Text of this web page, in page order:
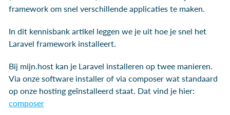
framework om snel verschillende applicaties te maken.
In dit kennisbank artikel leggen we je uit hoe je snel het
Laravel framework installeert.
Bij mijn.host kan je Laravel installeren op twee manieren.
Via onze software installer of via composer wat standaard
op onze hosting geïnstalleerd staat. Dat vind je hier:
composer